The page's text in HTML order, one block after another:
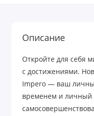
Описание
Откройте для себя
с достижениями.
Impero — ваш
временем и личный